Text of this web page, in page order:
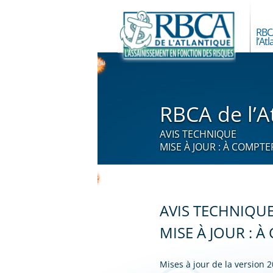
RBCA de
AVIS TECHNIQUE
MISE À JOUR : À
AVIS
MISE À JOUR : À
Mises à jour de la version